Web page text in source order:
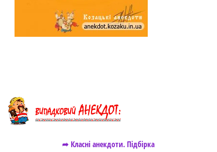
➦ Класні анекдоти. Підбірка